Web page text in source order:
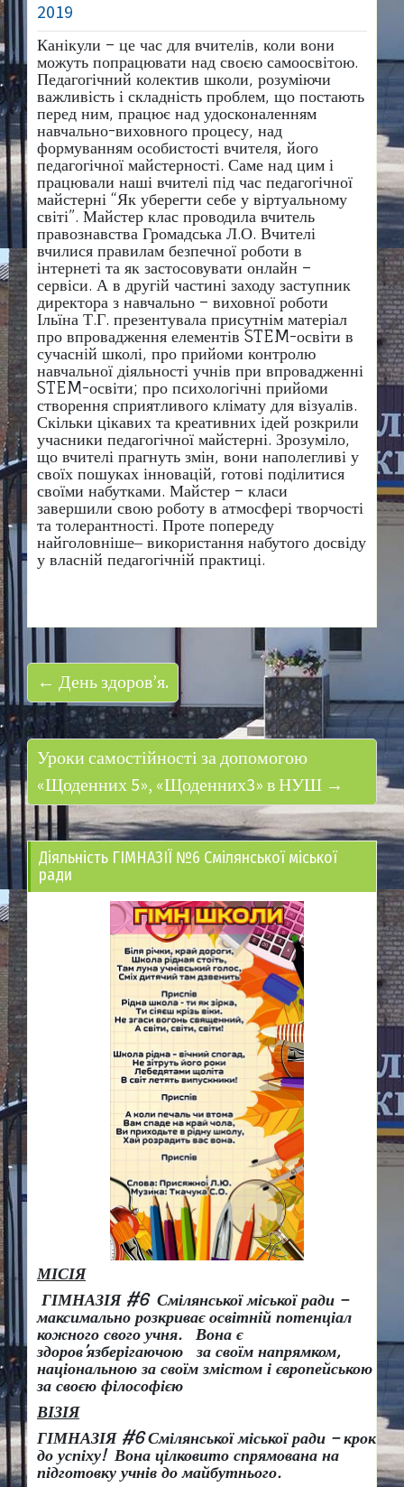
2019
Канікули – це час для вчителів, коли вони
можуть попрацювати над своєю самоосвітою.
Педагогічний колектив школи, розуміючи
важливість і складність проблем, що постають
перед ним, працює над удосконаленням
навчально-виховного процесу, над
формуванням особистості вчителя, його
педагогічної майстерності. Саме над цим і
працювали наші вчителі під час педагогічної
майстерні “Як уберегти себе у віртуальному
світі”. Майстер клас проводила вчитель
правознавства Громадська Л.О. Вчителі
вчилися правилам безпечної роботи в
інтернеті та як застосовувати онлайн –
сервіси. А в другій частині заходу заступник
директора з навчально – виховної роботи
Ільїна Т.Г. презентувала присутнім матеріал
про впровадження елементів STEM-освіти в
сучасній школі, про прийоми контролю
навчальної діяльності учнів при впровадженні
STEM-освіти; про психологічні прийоми
створення сприятливого клімату для візуалів.
Скільки цікавих та креативних ідей розкрили
учасники педагогічної майстерні. Зрозуміло,
що вчителі прагнуть змін, вони наполегливі у
своїх пошуках інновацій, готові поділитися
своїми набутками. Майстер – класи
завершили свою роботу в атмосфері творчості
та толерантності. Проте попереду
найголовніше‒ використання набутого досвіду
у власній педагогічній практиці.
← День здоров’я.
Уроки самостійності за допомогою
«Щоденних 5», «Щоденних3» в НУШ →
Діяльність ГІМНАЗІЇ №6 Смілянської міської
ради
МІСІЯ
ГІМНАЗІЯ #6 Смілянської міської ради –
максимально розкриває освітній потенціал
кожного свого учня.
Вона є
здоров’язберігаючою за своїм напрямком,
національною за своїм змістом і європейською
за своєю філософією
ВІЗІЯ
ГІМНАЗІЯ #6 Смілянської міської ради – крок
до успіху! Вона цілковито спрямована на
підготовку учнів до майбутнього.